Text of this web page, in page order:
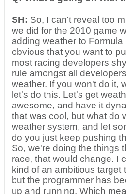
SH: So, I can't reveal too
we did for the 2010 game
adding weather to
obvious that you want to
most racing developers
rule amongst all
weather. If you won't do it,
let's do this. Let's get
awesome, and have it
that was cool, but what do
weather system, and let
do you just keep pushing
So, we're doing the things
race, that would change. I
kind of an ambitious
but the programmer has
up and running. Which